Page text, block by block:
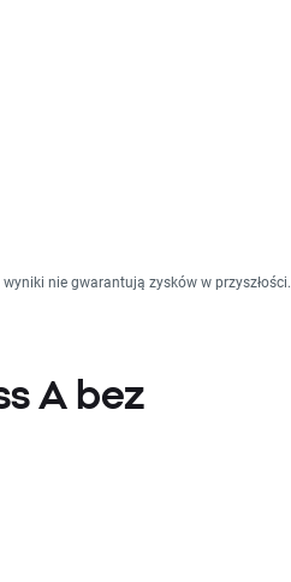
nie gwarantują zysków w przyszłości.
A bez